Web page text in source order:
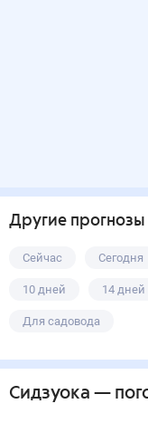
Другие прогнозы
Сейчас Сегодня
10 дней 14 дней
Для садовода
Сидзуока —